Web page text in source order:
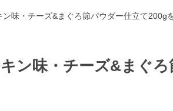
味・チーズ&まぐろ節パウダー仕立て200g
ン味・チーズ&まぐ